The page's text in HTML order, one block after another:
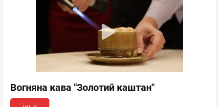
Вогняна кава "Золотий каштан"